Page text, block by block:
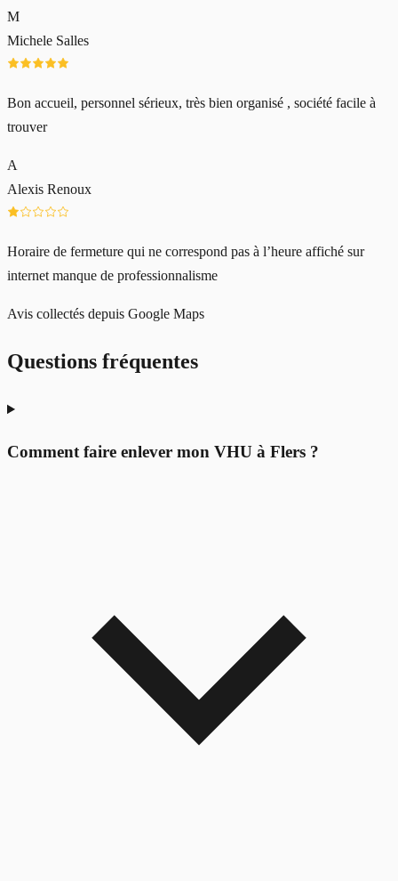
M
Michele Salles
Bon accueil, personnel sérieux, très bien organisé , société facile à
trouver
A
Alexis Renoux
Horaire de fermeture qui ne correspond pas à l’heure affiché sur
internet manque de professionnalisme
Avis collectés depuis Google Maps
Questions fréquentes
Comment faire enlever mon VHU à Flers ?